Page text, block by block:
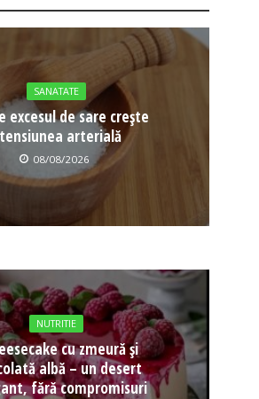
SANATATE
excesul de sare crește
tensiunea arterială
08/08/2026
NUTRITIE
cu zmeură și
albă – un desert
fără compromisuri